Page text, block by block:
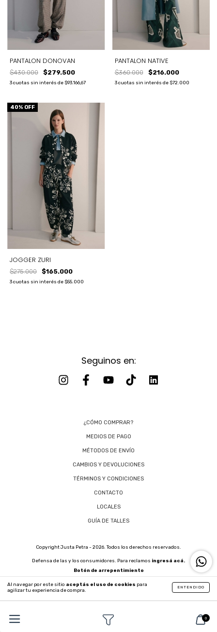
Al navegar por este sitio aceptás el uso de cookies para
agilizar tu experiencia de compra.
ENTENDIDO
0
PANTALON DONOVAN
$430.000 $279.500
3cuotas sin interés de $93.166,67
PANTALON NATIVE
$360.000 $216.000
3 cuotas sin interés de $72.000
40% OFF
JOGGER ZURI
$275.000 $165.000
3cuotas sin interés de $55.000
Seguinos en:
¿CÓMO COMPRAR?
MEDIOS DE PAGO
MÉTODOS DE ENVÍO
CAMBIOS Y DEVOLUCIONES
TÉRMINOS Y CONDICIONES
CONTACTO
LOCALES
GUÍA DE TALLES
Copyright Justa Petra - 2026. Todos los derechos reservados.
Defensa de las y los consumidores. Para reclamos ingresá acá.
Botón de arrepentimiento